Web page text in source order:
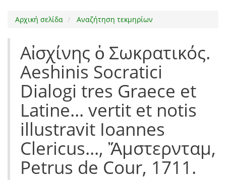
Αρχική σελίδα Αναζήτηση τεκμηρίων
Αἰσχίνης ὁ Σωκρατικός.
Aeshinis Socratici
Dialogi tres Graece et
Latine... vertit et notis
illustravit Ioannes
Clericus..., Ἄμστερνταμ,
Petrus de Cour, 1711.